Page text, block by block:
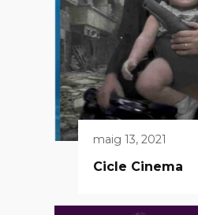
maig 13, 2021
Cicle Cinema